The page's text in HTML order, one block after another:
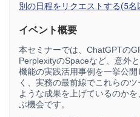
別の日程をリクエストする(5名
イベント概要
本セミナーでは、ChatGPTの
PerplexityのSpaceなど、意外
機能の実践活用事例を一挙公
く、実務の最前線でこれらの
ような成果を上げているのか
ぶ機会です。